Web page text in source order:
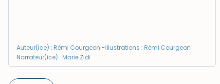
Auteur(ice) : Rémi Courgeon -Illustrations : Rémi Courgeon
Narrateur(ice) : Marie Zidi